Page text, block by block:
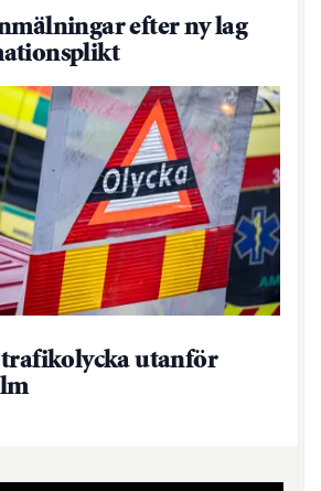
efter ny lag
utanför